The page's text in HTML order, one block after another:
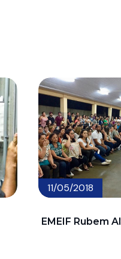
11/05/2018
EMEIF Rubem